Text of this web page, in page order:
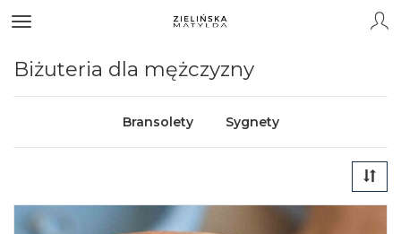
Biżuteria dla mężczyzny
Bransolety Sygnety